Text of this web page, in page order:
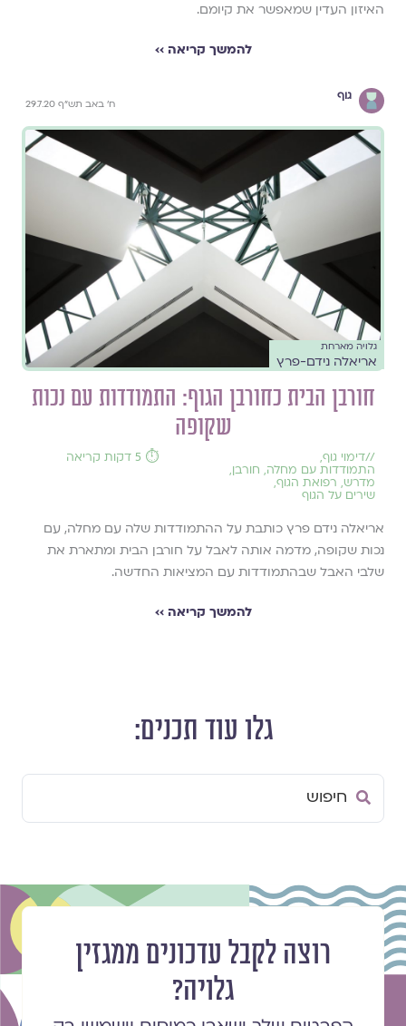
האיזון העדין שמאפשר את קיומם.
להמשך קריאה ››
גוף
ח' באב תש"ף 29.7.20
גלויה מארחת
אריאלה נידם-פרץ
חורבן הבית כחורבן הגוף: התמודדות עם נכות
שקופה
//דימוי גוף,
התמודדות עם מחלה, חורבן,
מדרש, רפואת הגוף,
שירים על הגוף
⏱️ 5 דקות קריאה
אריאלה נידם פרץ כותבת על ההתמודדות שלה עם מחלה, עם
נכות שקופה, מדמה אותה לאבל על חורבן הבית ומתארת את
שלבי האבל שבהתמודדות עם המציאות החדשה.
להמשך קריאה ››
גלו עוד תכנים:
Search
רוצה לקבל עדכונים ממגזין
גלויה?